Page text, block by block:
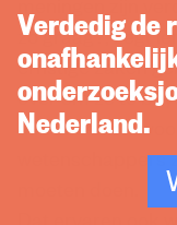
zo graag?, zegt
ernstige zaken
over om ze te
direct een
wetenschappers
Verdedig de
Nederland.